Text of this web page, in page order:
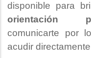
disponible para
orientación
comunicarte por
acudir